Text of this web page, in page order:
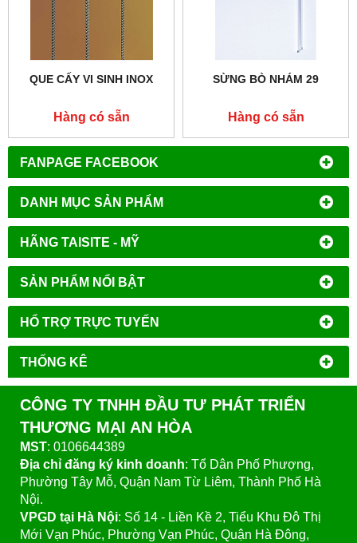
FANPAGE FACEBOOK
DANH MỤC SẢN PHẨM
HÃNG TAISITE - MỸ
SẢN PHẨM NỔI BẬT
HỔ TRỢ TRỰC TUYẾN
THỐNG KÊ
QUE CẤY VI SINH INOX
Hàng có sẵn
SỪNG BÒ NHÁM 29
Hàng có sẵn
CÔNG TY TNHH ĐẦU TƯ PHÁT TRIỂN
THƯƠNG MẠI AN HÒA
MST: 0106644389
Địa chỉ đăng ký kinh doanh: Tổ Dân Phố Phượng,
Phường Tây Mỗ, Quận Nam Từ Liêm, Thành Phố Hà
Nội.
VPGD tại Hà Nội: Số 14 - Liền Kề 2, Tiểu Khu Đô Thị
Mới Vạn Phúc, Phường Vạn Phúc, Quận Hà Đông,